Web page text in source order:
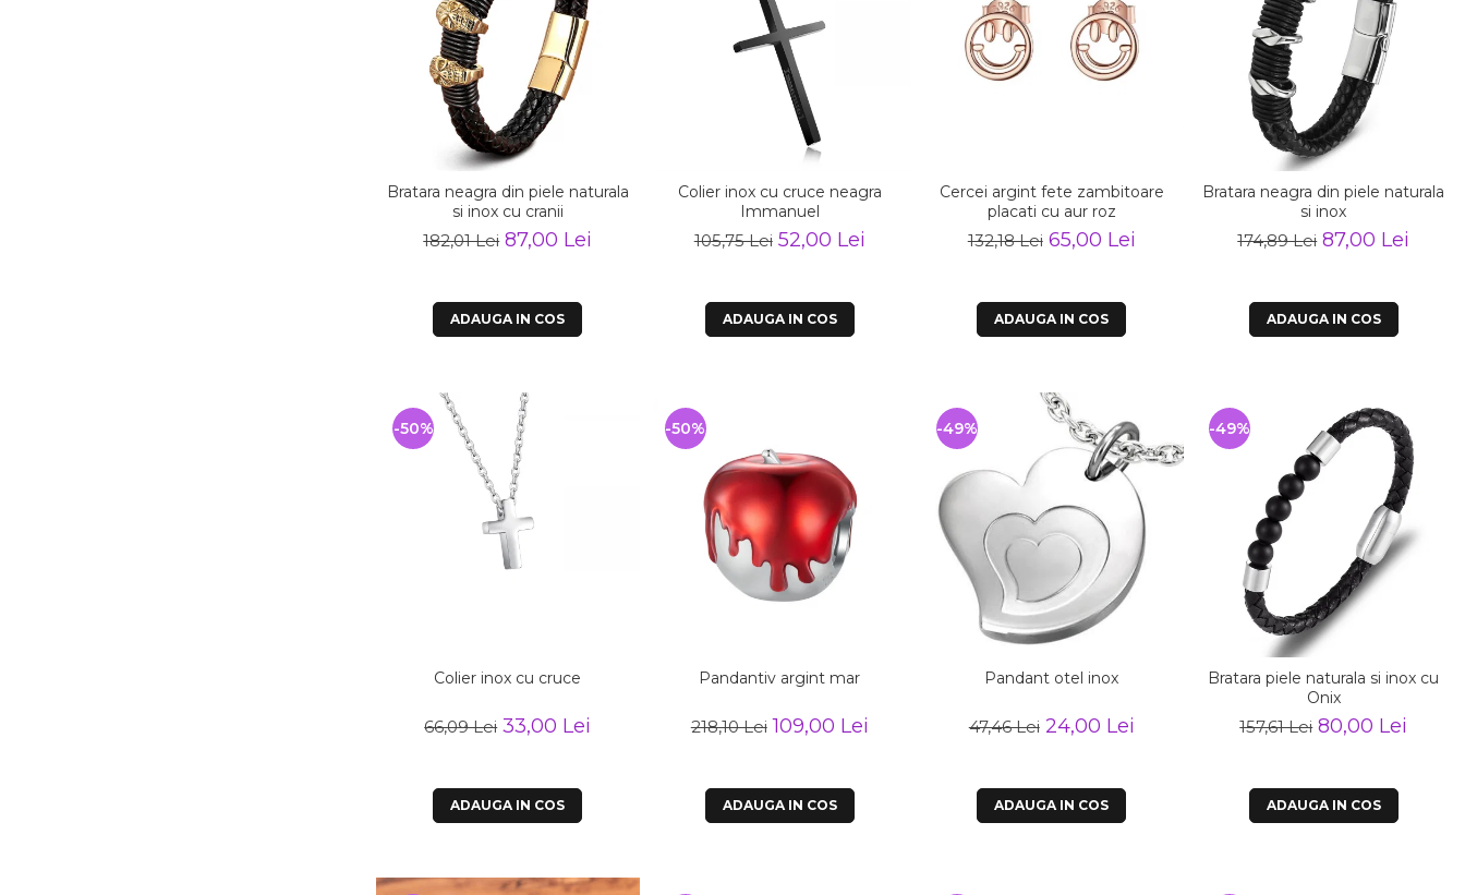
Bratara neagra din piele naturala
si inox cu cranii
182,01 Lei 87,00 Lei
ADAUGA IN COS
Colier inox cu cruce neagra
Immanuel
105,75 Lei 52,00 Lei
ADAUGA IN COS
Cercei argint fete zambitoare
placati cu aur roz
132,18 Lei 65,00 Lei
ADAUGA IN COS
Bratara neagra din piele naturala
si inox
174,89 Lei 87,00 Lei
ADAUGA IN COS
Colier inox cu cruce
66,09 Lei 33,00 Lei
-50%
ADAUGA IN COS
Pandantiv argint mar
218,10 Lei 109,00 Lei
-50%
ADAUGA IN COS
Pandant otel inox
47,46 Lei 24,00 Lei
-49%
ADAUGA IN COS
Bratara piele naturala si inox cu
Onix
157,61 Lei 80,00 Lei
-49%
ADAUGA IN COS